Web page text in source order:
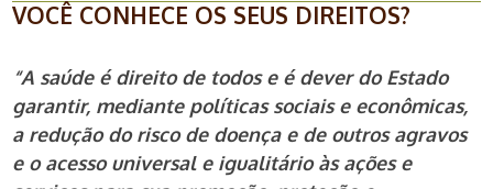
VOCÊ CONHECE OS SEUS DIREITOS?
“A saúde é direito de todos e é dever do Estado
garantir, mediante políticas sociais e econômicas,
a redução do risco de doença e de outros agravos
e o acesso universal e igualitário às ações e